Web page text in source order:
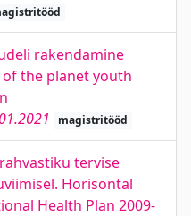
rakendamine
the planet youth
magistritööd
tervise
Horisontal
Health Plan 2009-